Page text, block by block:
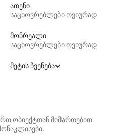
ათენი
საცხოვრებლები თვიურად
მონრეალი
საცხოვრებლები თვიურად
მეტის ჩვენება
ობიექტთან მიმართებით